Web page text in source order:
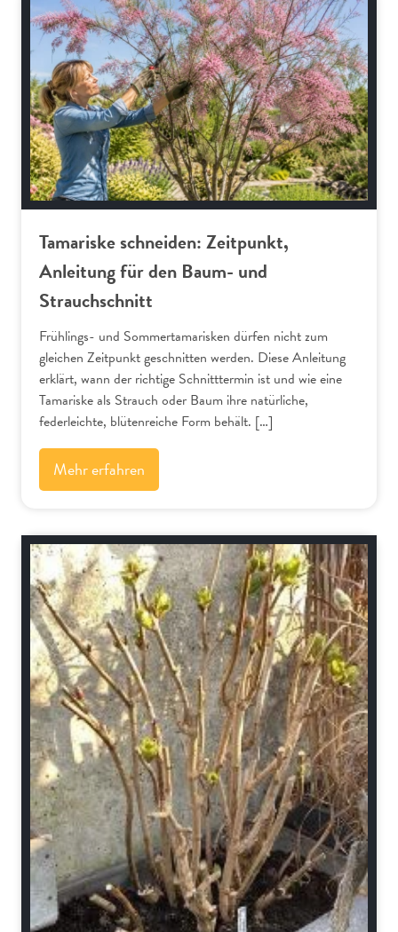
Gartenpraxis
Tamariske schneiden: Zeitpunkt,
Anleitung für den Baum- und
Strauchschnitt
Frühlings- und Sommertamarisken dürfen nicht zum
gleichen Zeitpunkt geschnitten werden. Diese Anleitung
erklärt, wann der richtige Schnitttermin ist und wie eine
Tamariske als Strauch oder Baum ihre natürliche,
federleichte, blütenreiche Form behält. […]
Mehr erfahren
Schnitt-Anleitungen